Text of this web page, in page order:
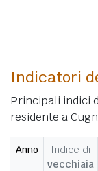
Indicatori
Principali indici
residente a
Anno
Indice di
vecchiaia